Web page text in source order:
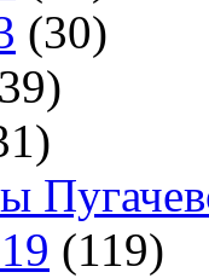
(30)
(119)